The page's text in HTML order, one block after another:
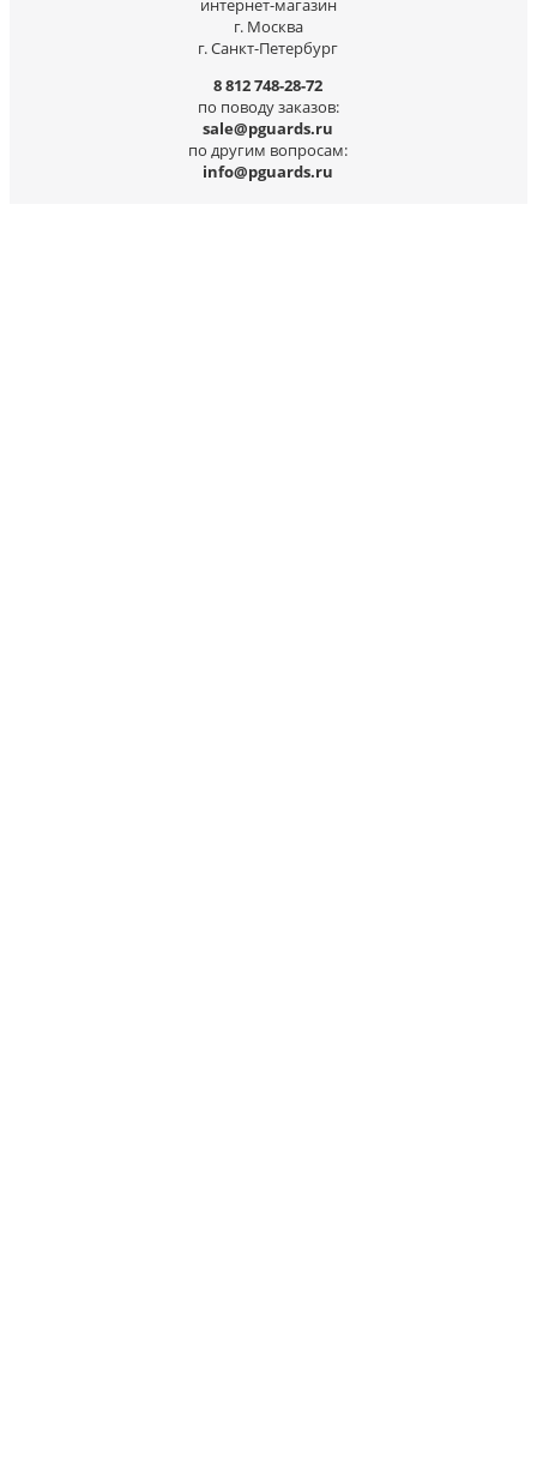
интернет-магазин
г. Москва
г. Санкт-Петербург
8 812 748-28-72
по поводу заказов:
sale@pguards.ru
по другим вопросам:
info@pguards.ru